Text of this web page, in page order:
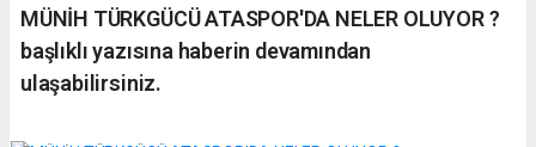
MÜNİH TÜRKGÜCÜ ATASPOR'DA NELER OLUYOR ?
başlıklı yazısına haberin devamından
ulaşabilirsiniz.